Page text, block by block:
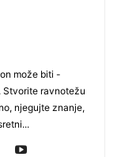
može biti -
Stvorite ravnotežu
njegujte znanje,